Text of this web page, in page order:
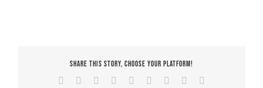
Share This Story, Choose Your Platform!
Facebook Reddit LinkedInWhatsApp
TumblrPinterest